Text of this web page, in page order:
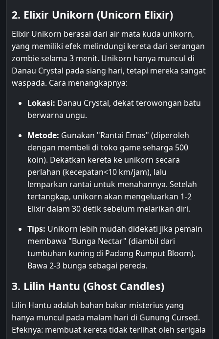
2. Elixir Unikorn (Unicorn Elixir)
Elixir Unikorn berasal dari air mata kuda unikorn,
yang memiliki efek melindungi kereta dari serangan
zombie selama 3 menit. Unikorn hanya muncul di
Danau Crystal pada siang hari, tetapi mereka sangat
waspada. Cara menangkapnya:
Lokasi: Danau Crystal, dekat terowongan batu
berwarna ungu.
Metode: Gunakan "Rantai Emas" (diperoleh
dengan membeli di toko game seharga 500
koin). Dekatkan kereta ke unikorn secara
perlahan (kecepatan<10 km/jam), lalu
lemparkan rantai untuk menahannya. Setelah
tertangkap, unikorn akan mengeluarkan 1-2
Elixir dalam 30 detik sebelum melarikan diri.
Tips: Unikorn lebih mudah didekati jika pemain
membawa "Bunga Nectar" (diambil dari
tumbuhan kuning di Padang Rumput Bloom).
Bawa 2-3 bunga sebagai pereda.
3. Lilin Hantu (Ghost Candles)
Lilin Hantu adalah bahan bakar misterius yang
hanya muncul pada malam hari di Gunung Cursed.
Efeknya: membuat kereta tidak terlihat oleh serigala